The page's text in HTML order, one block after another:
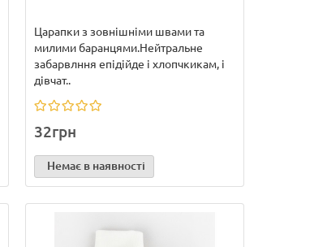
Царапки з зовнішніми швами та
милими баранцями.Нейтральне
забарвлння епідійде і хлопчкикам, і
дівчат..
32грн
Немає в наявності